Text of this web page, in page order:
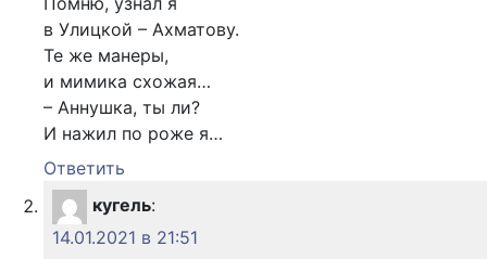
в Улицкой – Ахматову.
Те же манеры,
и мимика схожая…
– Аннушка, ты ли?
И нажил по роже я…
Ответить
кугель:
14.01.2021 в 21:51